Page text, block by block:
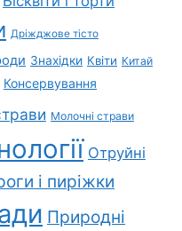
Дріжджове тісто
Знахідки Квіти Китай
Консервування
Молочні страви
Отруйні
і пиріжки
Природні